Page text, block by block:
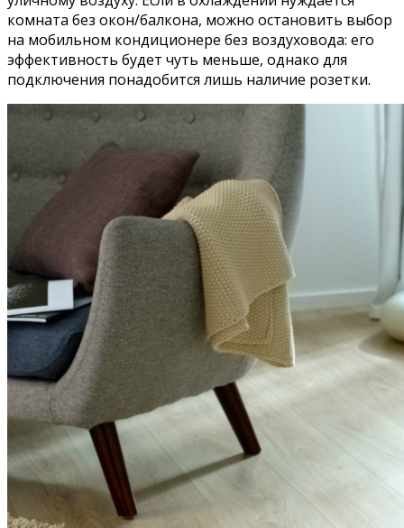
комната без окон/балкона, можно остановить выбор
на мобильном кондиционере без воздуховода: его
эффективность будет чуть меньше, однако для
подключения понадобится лишь наличие розетки.